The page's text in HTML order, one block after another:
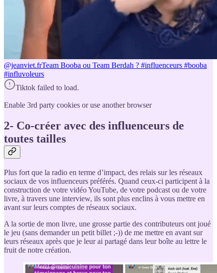
@jeanviet.frTeam Booba ou Team Berdah ? #influenceurs #booba
#influvoleurs
Tiktok failed to load.
Enable 3rd party cookies or use another browser
2- Co-créer avec des influenceurs de
toutes tailles
Plus fort que la radio en terme d’impact, des relais sur les réseaux
sociaux de vos influenceurs préférés. Quand ceux-ci participent à la
construction de votre vidéo YouTube, de votre podcast ou de votre
livre, à travers une interview, ils sont plus enclins à vous mettre en
avant sur leurs comptes de réseaux sociaux.
A la sortie de mon livre, une grosse partie des contributeurs ont joué
le jeu (sans demander un petit billet ;-)) de me mettre en avant sur
leurs réseaux après que je leur ai partagé dans leur boîte au lettre le
fruit de notre création.